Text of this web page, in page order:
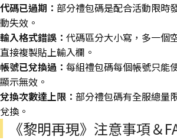
代碼已過期： 部分禮包碼是配合活動限時
動失效。
輸入格式錯誤： 代碼區分大小寫，多一個
直接複製貼上輸入欄。
帳號已兌換過： 每組禮包碼每個帳號只能
顯示無效。
兌換次數達上限： 部分禮包碼有全服總量
兌換。
《黎明再現》注意事項＆